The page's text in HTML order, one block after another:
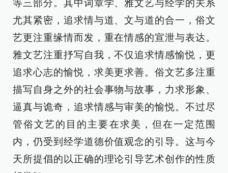
等三部分。其中词章学、雅文艺与经学的关系
尤其紧密，追求情与道、文与道的合一，俗文
艺更注重缘情而发，重在情感的宣泄与表达。
雅文艺注重抒写自我，不仅追求情感愉悦，更
追求心志的愉悦，求美更求善。俗文艺多注重
描写自身之外的社会事物与故事，力求形象、
逼真与诡奇，追求情感与审美的愉悦。不过尽
管俗文艺的目的主要在求美，但在一定范围
内，仍受到经学道德价值观念的引导。这与今
天所提倡的以正确的理论引导艺术创作的性质